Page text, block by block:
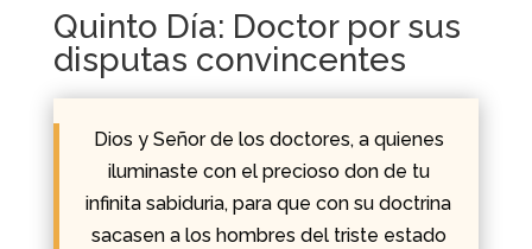
Quinto Día: Doctor por sus
disputas convincentes
Dios y Señor de los doctores, a quienes
iluminaste con el precioso don de tu
infinita sabiduria, para que con su doctrina
sacasen a los hombres del triste estado